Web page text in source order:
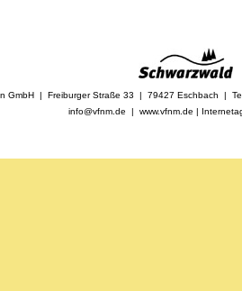
GmbH | Freiburger Straße 33 | 79427 Eschbach |
info@vfnm.de | www.vfnm.de |